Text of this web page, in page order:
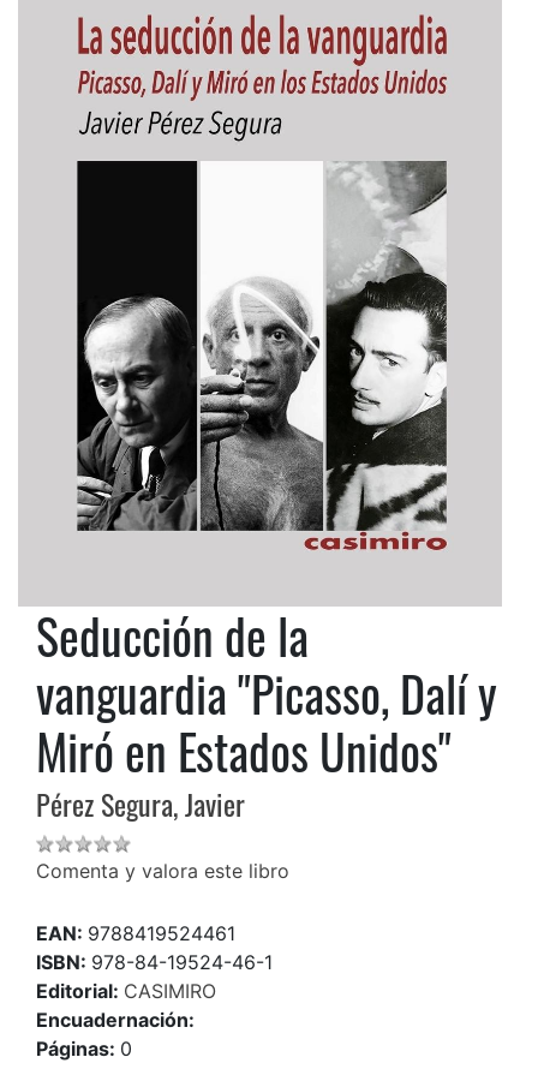
Seducción de la
vanguardia "Picasso, Dalí y
Miró en Estados Unidos"
Pérez Segura, Javier
Comenta y valora este libro
EAN: 9788419524461
ISBN: 978-84-19524-46-1
Editorial: CASIMIRO
Encuadernación:
Páginas: 0